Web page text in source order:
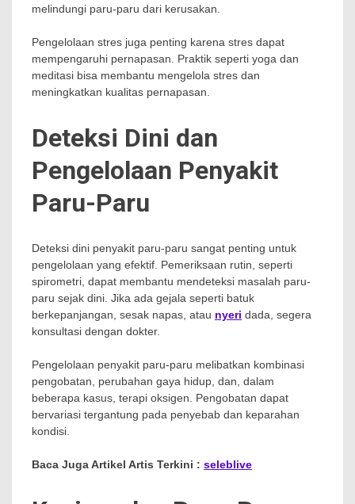
melindungi paru-paru dari kerusakan.
Pengelolaan stres juga penting karena stres dapat
mempengaruhi pernapasan. Praktik seperti yoga dan
meditasi bisa membantu mengelola stres dan
meningkatkan kualitas pernapasan.
Deteksi Dini dan
Pengelolaan Penyakit
Paru-Paru
Deteksi dini penyakit paru-paru sangat penting untuk
pengelolaan yang efektif. Pemeriksaan rutin, seperti
spirometri, dapat membantu mendeteksi masalah paru-
paru sejak dini. Jika ada gejala seperti batuk
berkepanjangan, sesak napas, atau nyeri dada, segera
konsultasi dengan dokter.
Pengelolaan penyakit paru-paru melibatkan kombinasi
pengobatan, perubahan gaya hidup, dan, dalam
beberapa kasus, terapi oksigen. Pengobatan dapat
bervariasi tergantung pada penyebab dan keparahan
kondisi.
Baca Juga Artikel Artis Terkini : seleblive